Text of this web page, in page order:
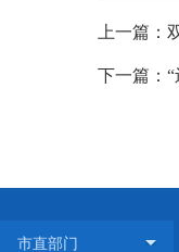
上一篇：
下一篇：